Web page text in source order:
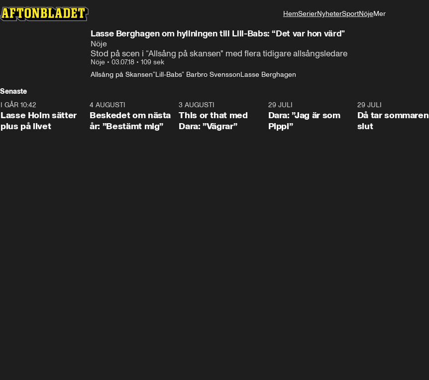
HemSerierNyheterSportNöjeMer
Lasse Berghagen om hyllningen till Lill-Babs: “Det var hon värd"
Nöje
Stod på scen i “Allsång på skansen" med flera tidigare allsångsledare
Nöje • 03.07.18 • 109 sek
Allsång på Skansen”Lill-Babs” Barbro SvenssonLasse Berghagen
Senaste
1:04
I GÅR 10:42
Lasse Holm sätter
plus på livet
0:24
4 AUGUSTI
Beskedet om nästa
år: ”Bestämt mig”
3 AUGUSTI
This or that med
Dara: ”Vägrar”
29 JULI
Dara: ”Jag är som
Pippi”
29 JULI
Då tar sommaren
slut